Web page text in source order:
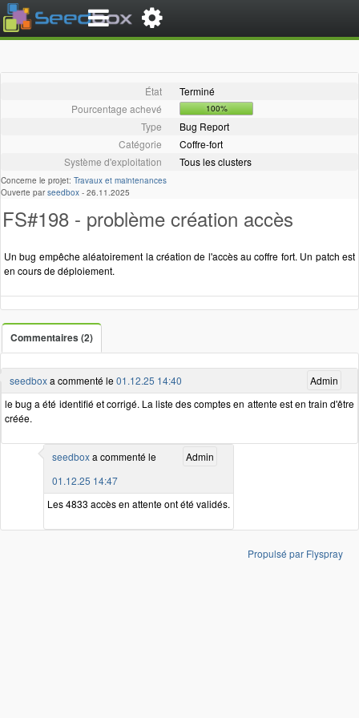
État
Terminé
Pourcentage achevé
100%
Type
Bug Report
Catégorie
Coffre-fort
Système d'exploitation
Tous les clusters
Concerne le projet: Travaux et maintenances
Ouverte parseedbox - 26.11.2025
FS#198 - problème création accès
Un bug empêche aléatoirement la création de l'accès au coffre fort. Un patch est
en cours de déploiement.
Commentaires (2)
Admin
seedboxa commenté le01.12.25 14:40
le bug a été identifié et corrigé. La liste des comptes en attente est en train d'être
créée.
Admin
seedboxa commenté le
01.12.25 14:47
Les 4833 accès en attente ont été validés.
Propulsé par Flyspray